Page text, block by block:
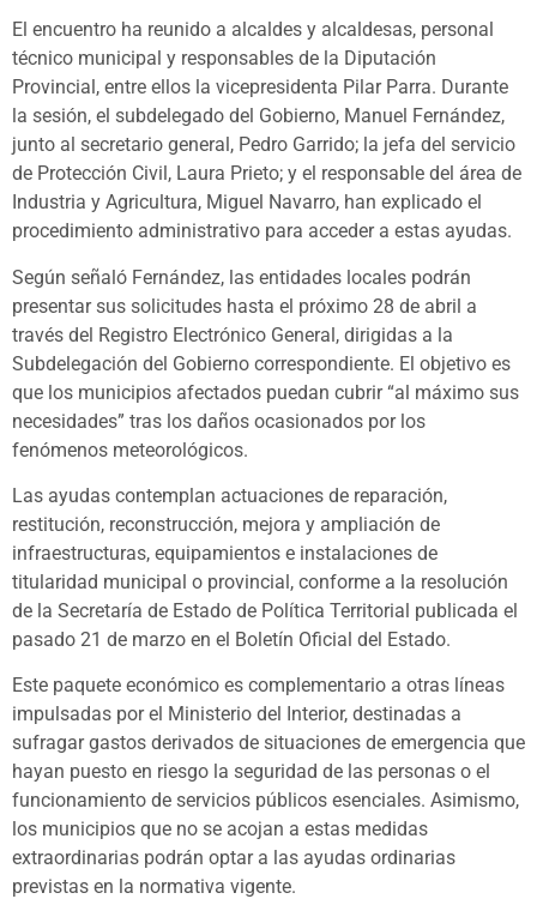
El encuentro ha reunido a alcaldes y alcaldesas, personal
técnico municipal y responsables de la Diputación
Provincial, entre ellos la vicepresidenta Pilar Parra. Durante
la sesión, el subdelegado del Gobierno, Manuel Fernández,
junto al secretario general, Pedro Garrido; la jefa del servicio
de Protección Civil, Laura Prieto; y el responsable del área de
Industria y Agricultura, Miguel Navarro, han explicado el
procedimiento administrativo para acceder a estas ayudas.
Según señaló Fernández, las entidades locales podrán
presentar sus solicitudes hasta el próximo 28 de abril a
través del Registro Electrónico General, dirigidas a la
Subdelegación del Gobierno correspondiente. El objetivo es
que los municipios afectados puedan cubrir “al máximo sus
necesidades” tras los daños ocasionados por los
fenómenos meteorológicos.
Las ayudas contemplan actuaciones de reparación,
restitución, reconstrucción, mejora y ampliación de
infraestructuras, equipamientos e instalaciones de
titularidad municipal o provincial, conforme a la resolución
de la Secretaría de Estado de Política Territorial publicada el
pasado 21 de marzo en el Boletín Oficial del Estado.
Este paquete económico es complementario a otras líneas
impulsadas por el Ministerio del Interior, destinadas a
sufragar gastos derivados de situaciones de emergencia que
hayan puesto en riesgo la seguridad de las personas o el
funcionamiento de servicios públicos esenciales. Asimismo,
los municipios que no se acojan a estas medidas
extraordinarias podrán optar a las ayudas ordinarias
previstas en la normativa vigente.